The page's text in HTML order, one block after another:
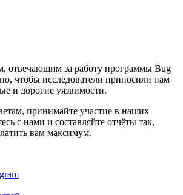
отвечающим за работу программы Bug
чтобы исследователи приносили нам
и дорогие уязвимости.
принимайте участие в наших
с нами и составляйте отчёты так,
вам максимум.